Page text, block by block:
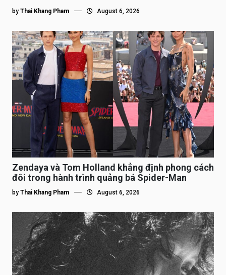
by Thai Khang Pham August 6, 2026
Zendaya và Tom Holland khẳng định phong cách
đôi trong hành trình quảng bá Spider-Man
by Thai Khang Pham August 6, 2026